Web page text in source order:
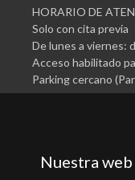
HORARIO DE
Solo con cita previa
De lunes a viernes:
Acceso habilitado
Parking cercano
Nuestra